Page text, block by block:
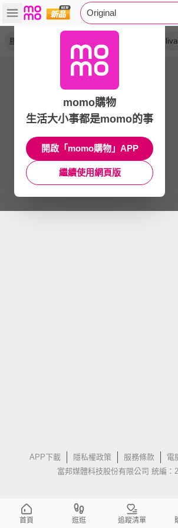
Original
膠囊
APP下載 隱私權政策 服務條款 電
富邦媒體科技股份有限公司 統編：
momo購物
生活大小事都是momo的事
開啟「momo購物」APP
繼續使用網頁版
首頁 逛逛 追蹤清單